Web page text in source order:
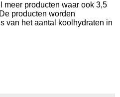
meer producten waar ook 3,5
producten worden
van het aantal koolhydraten in